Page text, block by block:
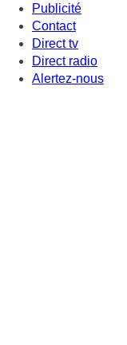
Publicité
Contact
Direct tv
Direct radio
Alertez-nous